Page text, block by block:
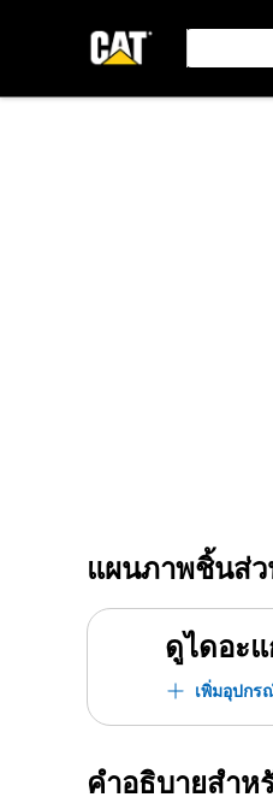
แผนภาพชิ้นส่
ดูไดอะ
เพิ่มอุปก
คำอธิบายสำห